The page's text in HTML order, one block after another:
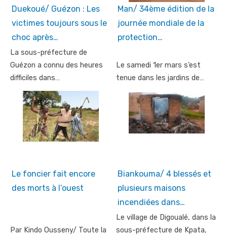
Duekoué/ Guézon : Les
victimes toujours sous le
choc après…
La sous-préfecture de
Guézon a connu des heures
difficiles dans…
Man/ 34ème édition de la
journée mondiale de la
protection…
Le samedi 1er mars s’est
tenue dans les jardins de…
Le foncier fait encore
des morts à l’ouest
Par Kindo Ousseny/ Toute la
Biankouma/ 4 blessés et
plusieurs maisons
incendiées dans…
Le village de Digoualé, dans la
sous-préfecture de Kpata,